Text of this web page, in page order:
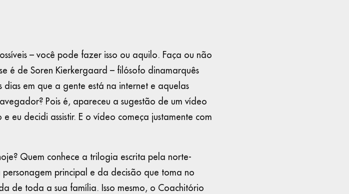
– você pode fazer isso ou aquilo. Faça ou não
é de Soren Kierkergaard – filósofo dinamarquês
em que a gente está na internet e aquelas
Pois é, apareceu a sugestão de um vídeo
eu decidi assistir. E o vídeo começa justamente com
Quem conhece a trilogia escrita pela norte-
principal e da decisão que toma no
de toda a sua família. Isso mesmo, o Coachitório